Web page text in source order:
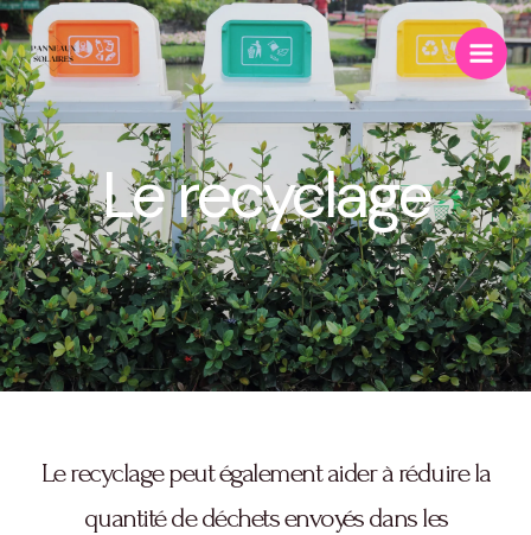
Le recyclage
Le recyclage peut également aider à réduire la
quantité de déchets envoyés dans les